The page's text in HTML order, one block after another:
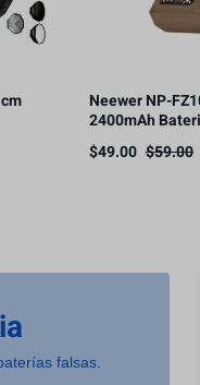
Neewer NP-
2400mAh
Sony
$59.00
$49.00
falsas.